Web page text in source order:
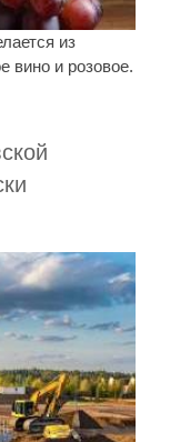
из
вино и розовое.